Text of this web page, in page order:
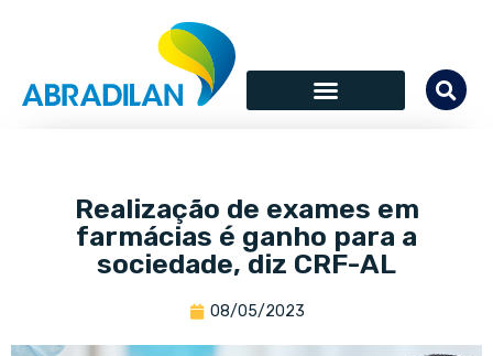
Realização de exames em
farmácias é ganho para a
sociedade, diz CRF-AL
08/05/2023